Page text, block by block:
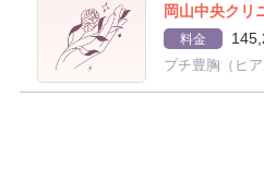
岡山中央クリ
料金
プチ豊胸（ヒ